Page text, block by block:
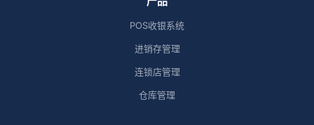
POS收银系统
进销存管理
连锁店管理
仓库管理